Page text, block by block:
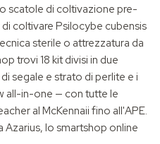
scatole di coltivazione pre-
coltivare Psilocybe cubensis
sterile o attrezzatura da
trovi 18 kit divisi in due
segale e strato di perlite e i
all-in-one — con tutte le
al McKennaii fino all'APE.
Azarius, lo smartshop online